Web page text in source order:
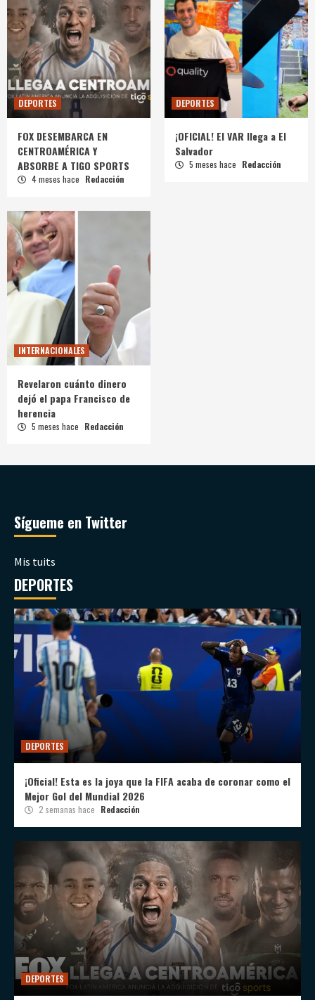
DEPORTES
FOX DESEMBARCA EN
CENTROAMÉRICA Y
ABSORBE A TIGO SPORTS
4 meses hace Redacción
DEPORTES
¡OFICIAL! El VAR llega a El
Salvador
5 meses hace Redacción
INTERNACIONALES
Revelaron cuánto dinero
dejó el papa Francisco de
herencia
5 meses hace Redacción
Sígueme en Twitter
Mis tuits
DEPORTES
DEPORTES
¡Oficial! Esta es la joya que la FIFA acaba de coronar como el
Mejor Gol del Mundial 2026
2 semanas hace Redacción
DEPORTES